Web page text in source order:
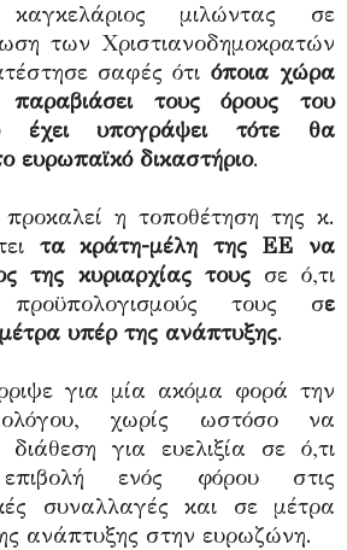
μιλώντας σε
των Χριστιανοδημοκρατών
σαφές ότιόποια χώρα
τους όρους του
έχει υπογράψει τότε θα
ευρωπαϊκό δικαστήριο.
η τοποθέτηση της κ.
τα κράτη-μέλη της ΕΕ να
της κυριαρχίας τουςσε ό,τι
τους σε
υπέρ της ανάπτυξης.
για μία ακόμα φορά την
χωρίς ωστόσο να
διάθεση για ευελιξία σε ό,τι
ενός φόρου στις
συναλλαγές και σε μέτρα
ανάπτυξης στην ευρωζώνη.